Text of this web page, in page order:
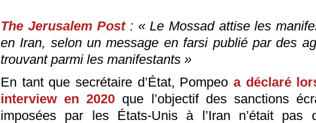
The Jerusalem Post: « Le Mossad attise les
en Iran, selon un message en farsi publié par des
trouvant parmi les manifestants »
En tant que secrétaire d’État, Pompeo a déclaré
interview en 2020 que l’objectif des sanctions
imposées par les États-Unis à l’Iran n’était pas